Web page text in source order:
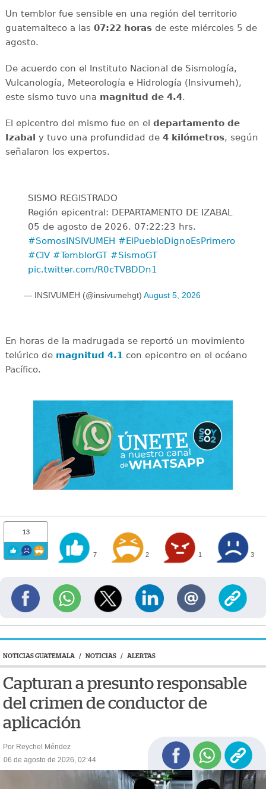
Un temblor fue sensible en una región del territorio
guatemalteco a las 07:22 horasde este miércoles 5 de
agosto.
De acuerdo con el Instituto Nacional de Sismología,
Vulcanología, Meteorología e Hidrología (Insivumeh),
este sismo tuvo una magnitud de 4.4.
El epicentro del mismo fue en el departamento de
Izabal y tuvo una profundidad de 4 kilómetros, según
señalaron los expertos.
SISMO REGISTRADO
Región epicentral: DEPARTAMENTO DE IZABAL
05 de agosto de 2026. 07:22:23 hrs.
#SomosINSIVUMEH #ElPuebloDignoEsPrimero
#CIV #TemblorGT #SismoGT
pic.twitter.com/R0cTVBDDn1
— INSIVUMEH (@insivumehgt) August 5, 2026
En horas de la madrugada se reportó un movimiento
telúrico de magnitud 4.1con epicentro en el océano
Pacífico.
13
7 2 1 3
NOTICIAS GUATEMALA / NOTICIAS / ALERTAS
Capturan a presunto responsable
del crimen de conductor de
aplicación
Por Reychel Méndez
06 de agosto de 2026, 02:44